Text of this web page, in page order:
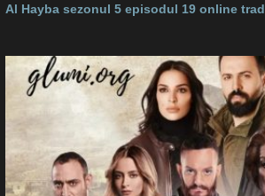
Al Hayba sezonul 5 episodul 19 online